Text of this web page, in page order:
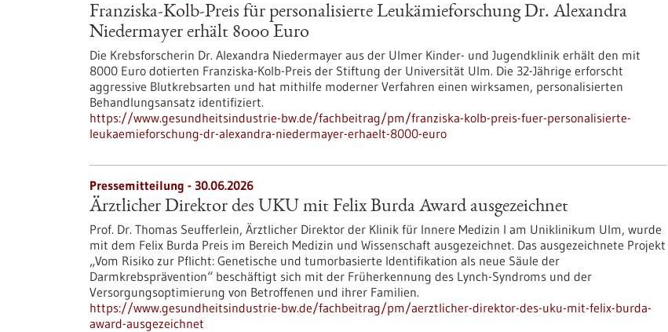
Franziska-Kolb-Preis für personalisierte Leukämieforschung Dr. Alexandra
Niedermayer erhält 8000 Euro
Die Krebsforscherin Dr. Alexandra Niedermayer aus der Ulmer Kinder- und Jugendklinik erhält den mit
8000 Euro dotierten Franziska-Kolb-Preis der Stiftung der Universität Ulm. Die 32-Jährige erforscht
aggressive Blutkrebsarten und hat mithilfe moderner Verfahren einen wirksamen, personalisierten
Behandlungsansatz identifiziert.
https://www.gesundheitsindustrie-bw.de/fachbeitrag/pm/franziska-kolb-preis-fuer-personalisierte-
leukaemieforschung-dr-alexandra-niedermayer-erhaelt-8000-euro
Pressemitteilung - 30.06.2026
Ärztlicher Direktor des UKU mit Felix Burda Award ausgezeichnet
Prof. Dr. Thomas Seufferlein, Ärztlicher Direktor der Klinik für Innere Medizin I am Uniklinikum Ulm, wurde
mit dem Felix Burda Preis im Bereich Medizin und Wissenschaft ausgezeichnet. Das ausgezeichnete Projekt
„Vom Risiko zur Pflicht: Genetische und tumorbasierte Identifikation als neue Säule der
Darmkrebsprävention“ beschäftigt sich mit der Früherkennung des Lynch-​Syndroms und der
Versorgungsoptimierung von Betroffenen und ihrer Familien.
https://www.gesundheitsindustrie-bw.de/fachbeitrag/pm/aerztlicher-direktor-des-uku-mit-felix-burda-
award-ausgezeichnet